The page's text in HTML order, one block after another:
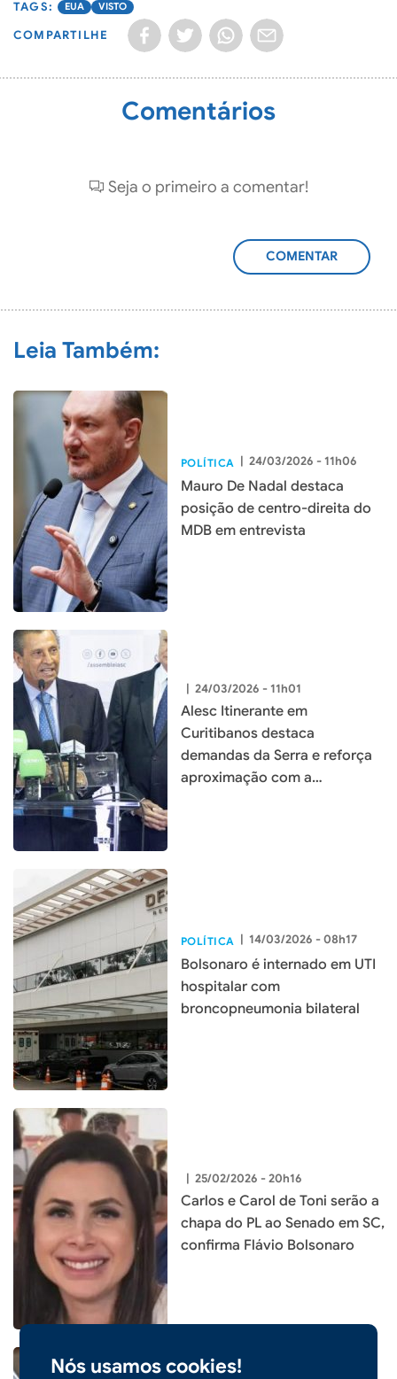
Nós usamos cookies!
EUA VISTO
COMPARTILHE
Comentários
Seja o primeiro a comentar!
ADICIONAR
Leia Também:
POLÍTICA | 24/03/2026 - 11h06
Mauro De Nadal destaca
posição de centro-direita do
MDB em entrevista
| 24/03/2026 - 11h01
Alesc Itinerante em
Curitibanos destaca
demandas da Serra e reforça
aproximação com a
POLÍTICA | 14/03/2026 - 08h17
Bolsonaro é internado em UTI
hospitalar com
broncopneumonia bilateral
| 25/02/2026 - 20h16
Carlos e Carol de Toni serão a
chapa do PL ao Senado em SC,
confirma Flávio Bolsonaro